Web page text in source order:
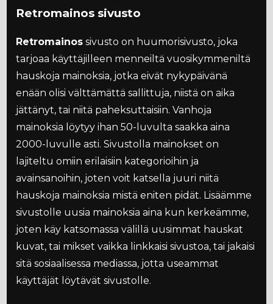
Retromainos sivusto
Retromainos sivusto on huumorisivusto, joka
tarjoaa käyttäjilleen menneiltä vuosikymmeniltä
hauskoja mainoksia, jotka eivät nykypäivänä
enään olisi välttämättä sallittuja, niistä on aika
jättänyt, tai niitä paheksuttaisiin. Vanhoja
mainoksia löytyy ihan 50-luvulta saakka aina
2000-luvulle asti. Sivustolla mainokset on
lajiteltu omiin erilaisiin kategorioihin ja
avainsanoihin, joten voit katsella juuri niitä
hauskoja mainoksia mistä eniten pidät. Lisäämme
sivustolle uusia mainoksia aina kun kerkeämme,
joten käy katsomassa välillä uusimmat hauskat
kuvat, tai mikset vaikka linkkaisi sivustoa, tai jakaisi
sitä sosiaalisessa mediassa, jotta useammat
käyttäjät löytävät sivustolle.